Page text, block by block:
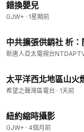
錯換嬰兒
GJW+ · 1星期前
中共擴張供銷社 析
新唐人亞太電視台
太平洋西北地區山火
希望之聲灣區電台 · 1天前
紐約縮時攝影
GJW+ · 4個月前